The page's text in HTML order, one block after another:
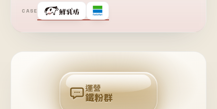
CASE
❤
粉
回
購
運營
鐵粉群